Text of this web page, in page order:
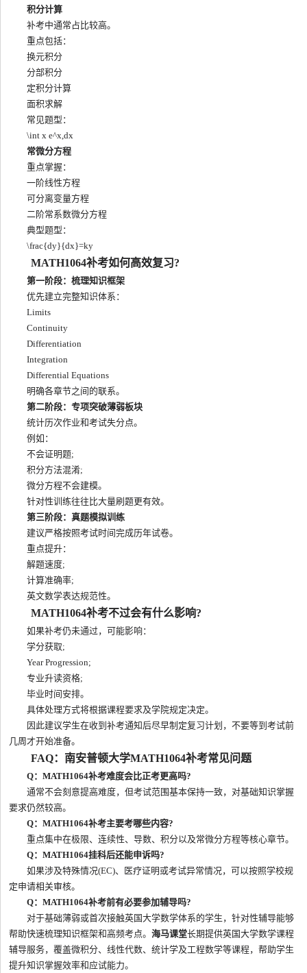
积分计算
补考中通常占比较高。
重点包括：
换元积分
分部积分
定积分计算
面积求解
常见题型：
\int x e^x,dx
常微分方程
重点掌握：
一阶线性方程
可分离变量方程
二阶常系数微分方程
典型题型：
\frac{dy}{dx}=ky
MATH1064补考如何高效复习?
第一阶段：梳理知识框架
优先建立完整知识体系：
Limits
Continuity
Differentiation
Integration
Differential Equations
明确各章节之间的联系。
第二阶段：专项突破薄弱板块
统计历次作业和考试失分点。
例如：
不会证明题;
积分方法混淆;
微分方程不会建模。
针对性训练往往比大量刷题更有效。
第三阶段：真题模拟训练
建议严格按照考试时间完成历年试卷。
重点提升：
解题速度;
计算准确率;
英文数学表达规范性。
MATH1064补考不过会有什么影响?
如果补考仍未通过，可能影响：
学分获取;
Year Progression;
专业升读资格;
毕业时间安排。
具体处理方式将根据课程要求及学院规定决定。
因此建议学生在收到补考通知后尽早制定复习计划，不要等到考试前
几周才开始准备。
FAQ：南安普顿大学MATH1064补考常见问题
Q：MATH1064补考难度会比正考更高吗?
通常不会刻意提高难度，但考试范围基本保持一致，对基础知识掌握
要求仍然较高。
Q：MATH1064补考主要考哪些内容?
重点集中在极限、连续性、导数、积分以及常微分方程等核心章节。
Q：MATH1064挂科后还能申诉吗?
如果涉及特殊情况(EC)、医疗证明或考试异常情况，可以按照学校规
定申请相关审核。
Q：MATH1064补考前有必要参加辅导吗?
对于基础薄弱或首次接触英国大学数学体系的学生，针对性辅导能够
帮助快速梳理知识框架和高频考点。海马课堂长期提供英国大学数学课程
辅导服务，覆盖微积分、线性代数、统计学及工程数学等课程，帮助学生
提升知识掌握效率和应试能力。